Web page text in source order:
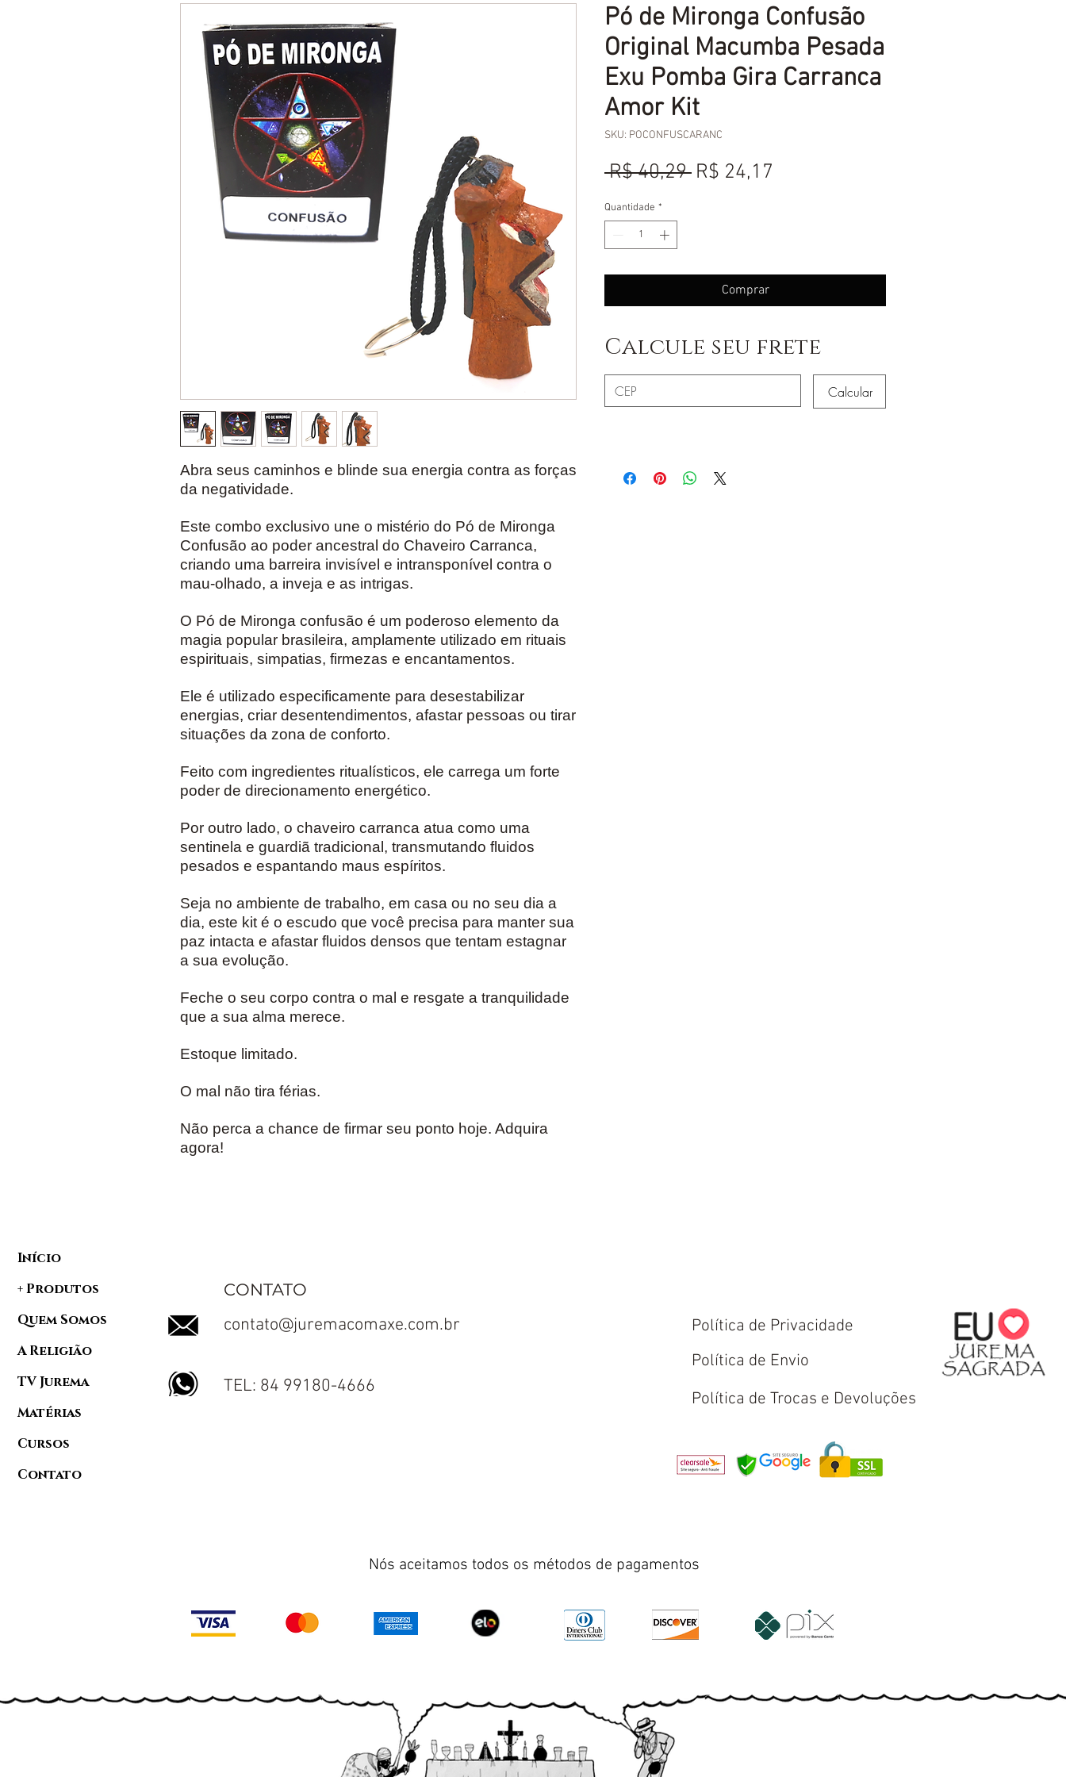
Abra seus caminhos e blinde sua energia contra as forças
da negatividade.
Este combo exclusivo une o mistério do Pó de Mironga
Confusão ao poder ancestral do Chaveiro Carranca,
criando uma barreira invisível e intransponível contra o
mau-olhado, a inveja e as intrigas.
O Pó de Mironga confusão é um poderoso elemento da
magia popular brasileira, amplamente utilizado em rituais
espirituais, simpatias, firmezas e encantamentos.
Ele é utilizado especificamente para desestabilizar
energias, criar desentendimentos, afastar pessoas ou tirar
situações da zona de conforto.
Feito com ingredientes ritualísticos, ele carrega um forte
poder de direcionamento energético.
Por outro lado, o chaveiro carranca atua como uma
sentinela e guardiã tradicional, transmutando fluidos
pesados e espantando maus espíritos.
Seja no ambiente de trabalho, em casa ou no seu dia a
dia, este kit é o escudo que você precisa para manter sua
paz intacta e afastar fluidos densos que tentam estagnar
a sua evolução.
Feche o seu corpo contra o mal e resgate a tranquilidade
que a sua alma merece.
Estoque limitado.
O mal não tira férias.
Não perca a chance de firmar seu ponto hoje. Adquira
agora!
Pó de Mironga Confusão
Original Macumba Pesada
Exu Pomba Gira Carranca
Amor Kit
SKU: POCONFUSCARANC
R$ 40,29 Preço
R$ 24,17
Quantidade *
Comprar
Calcule seu frete
Calcular
Início
+ Produtos
Quem Somos
A Religião
TV Jurema
Matérias
Cursos
Contato
CONTATO
contato@juremacomaxe.com.br
TEL: 84 99180-4666
Política de Privacidade
Política de Envio
Política de Trocas e Devoluções
Nós aceitamos todos os métodos de pagamentos